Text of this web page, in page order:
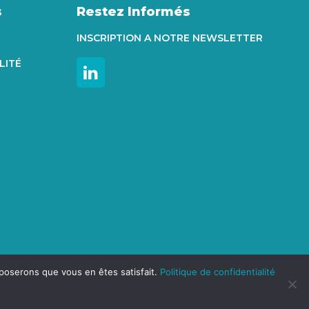
Restez Informés
INSCRIPTION A NOTRE NEWSLETTER
que vous en êtes satisfait. Politique de confidentialité